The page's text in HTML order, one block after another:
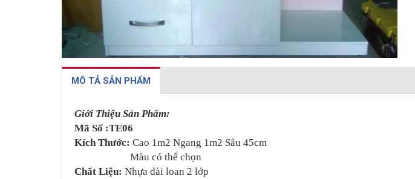
MÔ TẢ SẢN PHẨM
Giới Thiệu Sản Phẩm:
Mã Số :TE06
Kích Thước: Cao 1m2 Ngang 1m2 Sâu 45cm
Màu có thể chọn
Chất Liệu: Nhựa đài loan 2 lớp